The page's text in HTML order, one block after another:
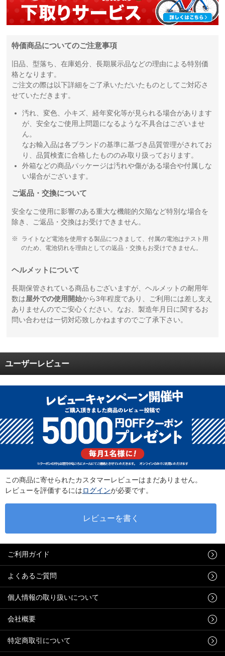
特価商品についてのご注意事項
旧品、型落ち、在庫処分、長期展示品などの理由による特別価
格となります。
ご注文の際は以下詳細をご了承いただいたものとしてご対応さ
せていただきます。
汚れ、変色、小キズ、経年変化等が見られる場合があります
が、安全なご使用上問題になるような不具合はございませ
ん。
なお輸入品は各ブランドの基準に基づき品質管理がされてお
り、品質検査に合格したもののみ取り扱っております。
外箱などの商品パッケージは汚れや傷がある場合や付属しな
い場合がございます。
ご返品・交換について
安全なご使用に影響のある重大な機能的欠陥など特別な場合を
除き、ご返品・交換はお受けできません。
ライトなど電池を使用する製品につきまして、付属の電池はテスト用
のため、電池切れを理由としての返品・交換もお受けできません。
ヘルメットについて
長期保管されている商品もございますが、ヘルメットの耐用年
数は屋外での使用開始から3年程度であり、ご利用には差し支え
ありませんのでご安心ください。なお、製造年月日に関するお
問い合わせは一切対応致しかねますのでご了承下さい。
ユーザーレビュー
この商品に寄せられたカスタマーレビューはまだありません。
レビューを評価するにはログインが必要です。
ご利用ガイド
よくあるご質問
個人情報の取り扱いについて
会社概要
特定商取引について